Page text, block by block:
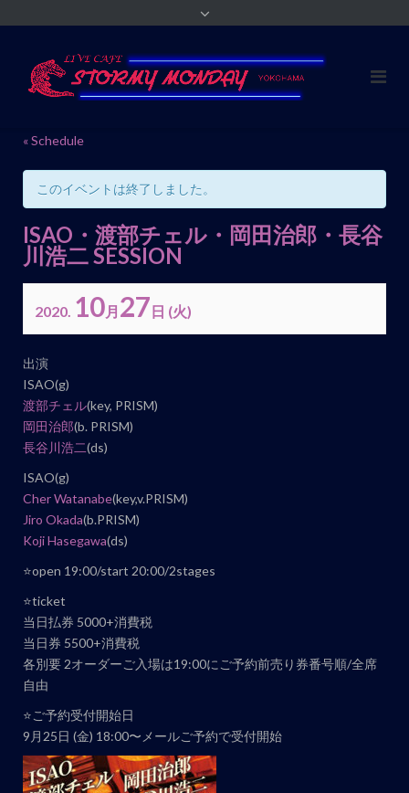
« Schedule
このイベントは終了しました。
ISAO・渡部チェル・岡田治郎・長谷
川浩二 SESSION
2020. 10月 27日 (火)
イ
ベ
ン
ト
ナ
ビ
ゲ
ー
シ
ョ
ン
出演
ISAO(g)
渡部チェル(key, PRISM)
岡田治郎(b. PRISM)
長谷川浩二(ds)
ISAO(g)
Cher Watanabe(key,v.PRISM)
Jiro Okada(b.PRISM)
Koji Hasegawa(ds)
⭐️open 19:00/start 20:00/2stages
⭐️ticket
当日払券 5000+消費税
当日券 5500+消費税
各別要 2オーダーご入場は19:00にご予約前売り券番号順/全席
自由
⭐️ご予約受付開始日
9月25日 (金) 18:00〜メールご予約で受付開始